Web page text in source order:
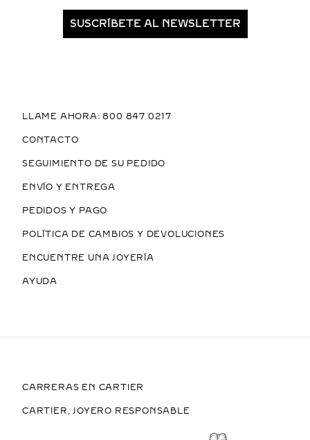
SUSCRÍBETE AL NEWSLETTER
LLAME AHORA: 800 847 0217
CONTACTO
SEGUIMIENTO DE SU PEDIDO
ENVÍO Y ENTREGA
PEDIDOS Y PAGO
POLÍTICA DE CAMBIOS Y DEVOLUCIONES
ENCUENTRE UNA JOYERÍA
AYUDA
CARRERAS EN CARTIER
CARTIER, JOYERO RESPONSABLE